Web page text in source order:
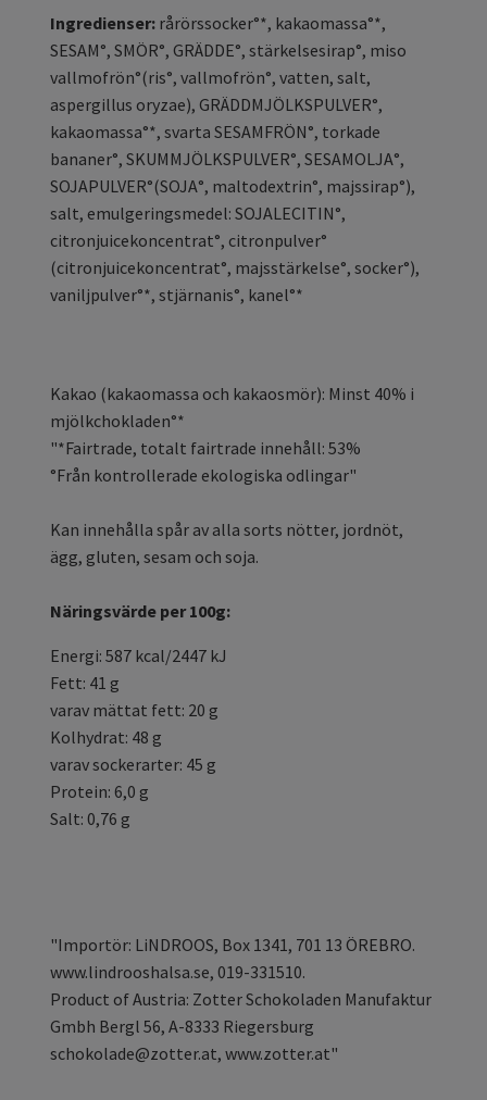
Ingredienser: rårörssocker°*, kakaomassa°*,
SESAM°, SMÖR°, GRÄDDE°, stärkelsesirap°, miso
vallmofrön°(ris°, vallmofrön°, vatten, salt,
aspergillus oryzae), GRÄDDMJÖLKSPULVER°,
kakaomassa°*, svarta SESAMFRÖN°, torkade
bananer°, SKUMMJÖLKSPULVER°, SESAMOLJA°,
SOJAPULVER°(SOJA°, maltodextrin°, majssirap°),
salt, emulgeringsmedel: SOJALECITIN°,
citronjuicekoncentrat°, citronpulver°
(citronjuicekoncentrat°, majsstärkelse°, socker°),
vaniljpulver°*, stjärnanis°, kanel°*
Kakao (kakaomassa och kakaosmör): Minst 40% i
mjölkchokladen°*
"*Fairtrade, totalt fairtrade innehåll: 53%
°Från kontrollerade ekologiska odlingar"
Kan innehålla spår av alla sorts nötter, jordnöt,
ägg, gluten, sesam och soja.
Näringsvärde per 100g:
Energi: 587 kcal/2447 kJ
Fett: 41 g
varav mättat fett: 20 g
Kolhydrat: 48 g
varav sockerarter: 45 g
Protein: 6,0 g
Salt: 0,76 g
"Importör: LiNDROOS, Box 1341, 701 13 ÖREBRO.
www.lindrooshalsa.se, 019-331510.
Product of Austria: Zotter Schokoladen Manufaktur
Gmbh Bergl 56, A-8333 Riegersburg
schokolade@zotter.at, www.zotter.at"